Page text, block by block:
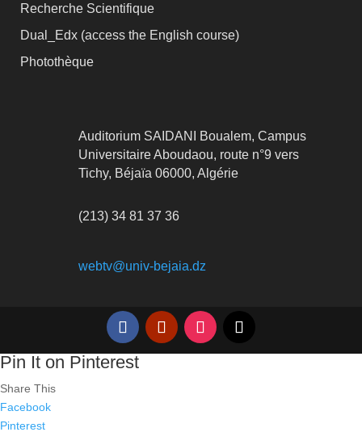
Recherche Scientifique
Dual_Edx (access the English course)
Photothèque
Auditorium SAIDANI Boualem, Campus
Universitaire Aboudaou, route n°9 vers
Tichy, Béjaïa 06000, Algérie
(213) 34 81 37 36
webtv@univ-bejaia.dz
Pin It on Pinterest
Share This
Facebook
Pinterest